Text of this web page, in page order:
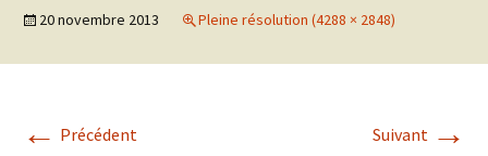
20 novembre 2013 Pleine résolution (4288 × 2848)
← Précédent Suivant →